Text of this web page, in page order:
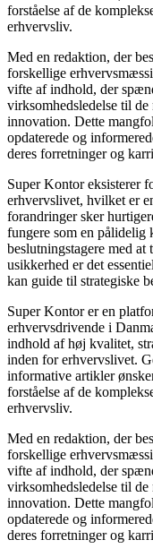
forståelse af de
erhvervsliv.
Med en redaktion, der
forskellige
vifte af indhold, der
virksomhedsledelse til
innovation. Dette
opdaterede og
deres forretninger og
Super Kontor eksisterer
erhvervslivet, hvilket er
forandringer sker
fungere som en
beslutningstagere med
usikkerhed er det
kan guide til strategiske
Super Kontor er en
erhvervsdrivende i
indhold af høj kvalitet,
inden for erhvervslivet.
informative artikler
forståelse af de
erhvervsliv.
Med en redaktion, der
forskellige
vifte af indhold, der
virksomhedsledelse til
innovation. Dette
opdaterede og
deres forretninger og